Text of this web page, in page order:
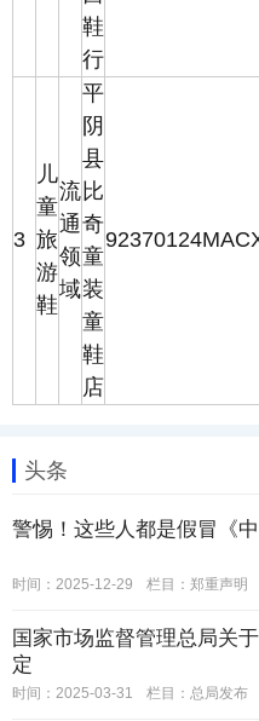
鞋
行
3
儿
童
旅
游
鞋
流
通
领
域
平
阴
县
比
奇
童
装
童
鞋
店
头条
警惕！这些人都是假冒《
时间：2025-12-29 栏目： 郑重声明
国家市场监督管理总局关
定
时间：2025-03-31 栏目： 总局发布